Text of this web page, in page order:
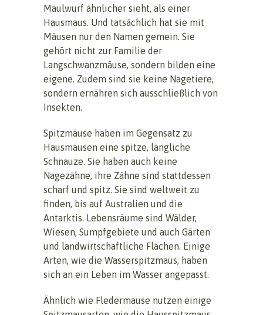
Maulwurf ähnlicher sieht, als einer
Hausmaus. Und tatsächlich hat sie mit
Mäusen nur den Namen gemein. Sie
gehört nicht zur Familie der
Langschwanzmäuse, sondern bilden eine
eigene. Zudem sind sie keine Nagetiere,
sondern ernähren sich ausschließlich von
Insekten.
Spitzmäuse haben im Gegensatz zu
Hausmäusen eine spitze, längliche
Schnauze. Sie haben auch keine
Nagezähne, ihre Zähne sind stattdessen
scharf und spitz. Sie sind weltweit zu
finden, bis auf Australien und die
Antarktis. Lebensräume sind Wälder,
Wiesen, Sumpfgebiete und auch Gärten
und landwirtschaftliche Flächen. Einige
Arten, wie die Wasserspitzmaus, haben
sich an ein Leben im Wasser angepasst.
Ähnlich wie Fledermäuse nutzen einige